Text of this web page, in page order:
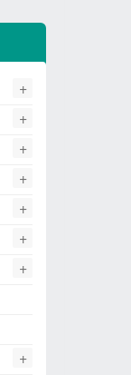
+
+
+
+
+
+
+
+